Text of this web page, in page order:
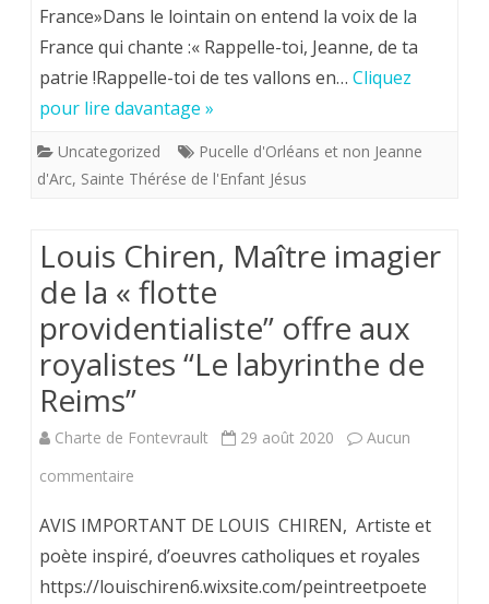
Prière
de
Sainte
France.
France»Dans le lointain on entend la voix de la
France qui chante :« Rappelle-toi, Jeanne, de ta
patrie !Rappelle-toi de tes vallons en… Cliquez
pour lire davantage »
Uncategorized
Pucelle d'Orléans et non Jeanne
d'Arc, Sainte Thérése de l'Enfant Jésus
Louis Chiren, Maître imagier
de la « flotte
providentialiste” offre aux
royalistes “Le labyrinthe de
Reims”
Charte de Fontevrault 29 août 2020
Aucun
commentaire
Chiren,
Maître
AVIS IMPORTANT DE LOUIS CHIREN, Artiste et
poète inspiré, d’oeuvres catholiques et royales
https://louischiren6.wixsite.com/peintreetpoete